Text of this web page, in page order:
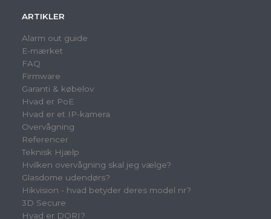
ARTIKLER
Alarm out guide
E-mærket
FAQ
Firmware
Garanti & købelov
Hvad er PoE
Hvad er et IP-kamera
Overvågning
Referencer
Teknisk Hjælp
Hvilken overvågning skal jeg vælge?
Glasdome udendørs?
Hikvision - hvad betyder deres model nr?
3D Secure
Hvad er DORI?